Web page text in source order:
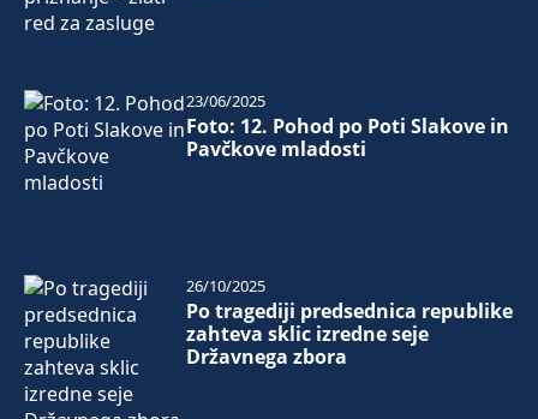
Foto: 12. Pohod po Poti Slakove in
Pavčkove mladosti
23/06/2025
Po tragediji predsednica republike
zahteva sklic izredne seje
Državnega zbora
26/10/2025